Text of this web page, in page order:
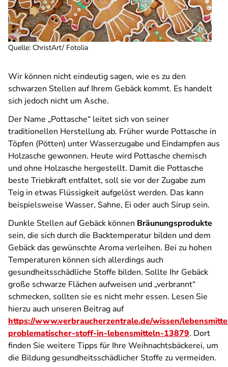
Quelle: ChristArt/ Fotolia
Wir können nicht eindeutig sagen, wie es zu den
schwarzen Stellen auf Ihrem Gebäck kommt. Es handelt
sich jedoch nicht um Asche.
Der Name „Pottasche“ leitet sich von seiner
traditionellen Herstellung ab. Früher wurde Pottasche in
Töpfen (Pötten) unter Wasserzugabe und Eindampfen aus
Holzasche gewonnen. Heute wird Pottasche chemisch
und ohne Holzasche hergestellt. Damit die Pottasche
beste Triebkraft entfaltet, soll sie vor der Zugabe zum
Teig in etwas Flüssigkeit aufgelöst werden. Das kann
beispielsweise Wasser, Sahne, Ei oder auch Sirup sein.
Dunkle Stellen auf Gebäck können Bräunungsprodukte
sein, die sich durch die Backtemperatur bilden und dem
Gebäck das gewünschte Aroma verleihen. Bei zu hohen
Temperaturen können sich allerdings auch
gesundheitsschädliche Stoffe bilden. Sollte Ihr Gebäck
große schwarze Flächen aufweisen und „verbrannt“
schmecken, sollten sie es nicht mehr essen. Lesen Sie
hierzu auch unseren Beitrag auf
https://www.verbraucherzentrale.de/wissen/
problematischer-stoff-in-lebensmitteln-13879. Dort
finden Sie weitere Tipps für Ihre Weihnachtsbäckerei, um
die Bildung gesundheitsschädlicher Stoffe zu vermeiden.